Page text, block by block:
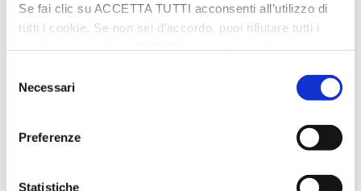
Se fai clic su ACCETTA TUTTI acconsenti all’utilizzo di
tutti i cookie. Se non sei d’accordo, puoi rifiutare tutti i
desideri accettare e cliccando ACCETTA SELEZIONATI.
delNecessari
Preferenze
Statistiche
Navigazione